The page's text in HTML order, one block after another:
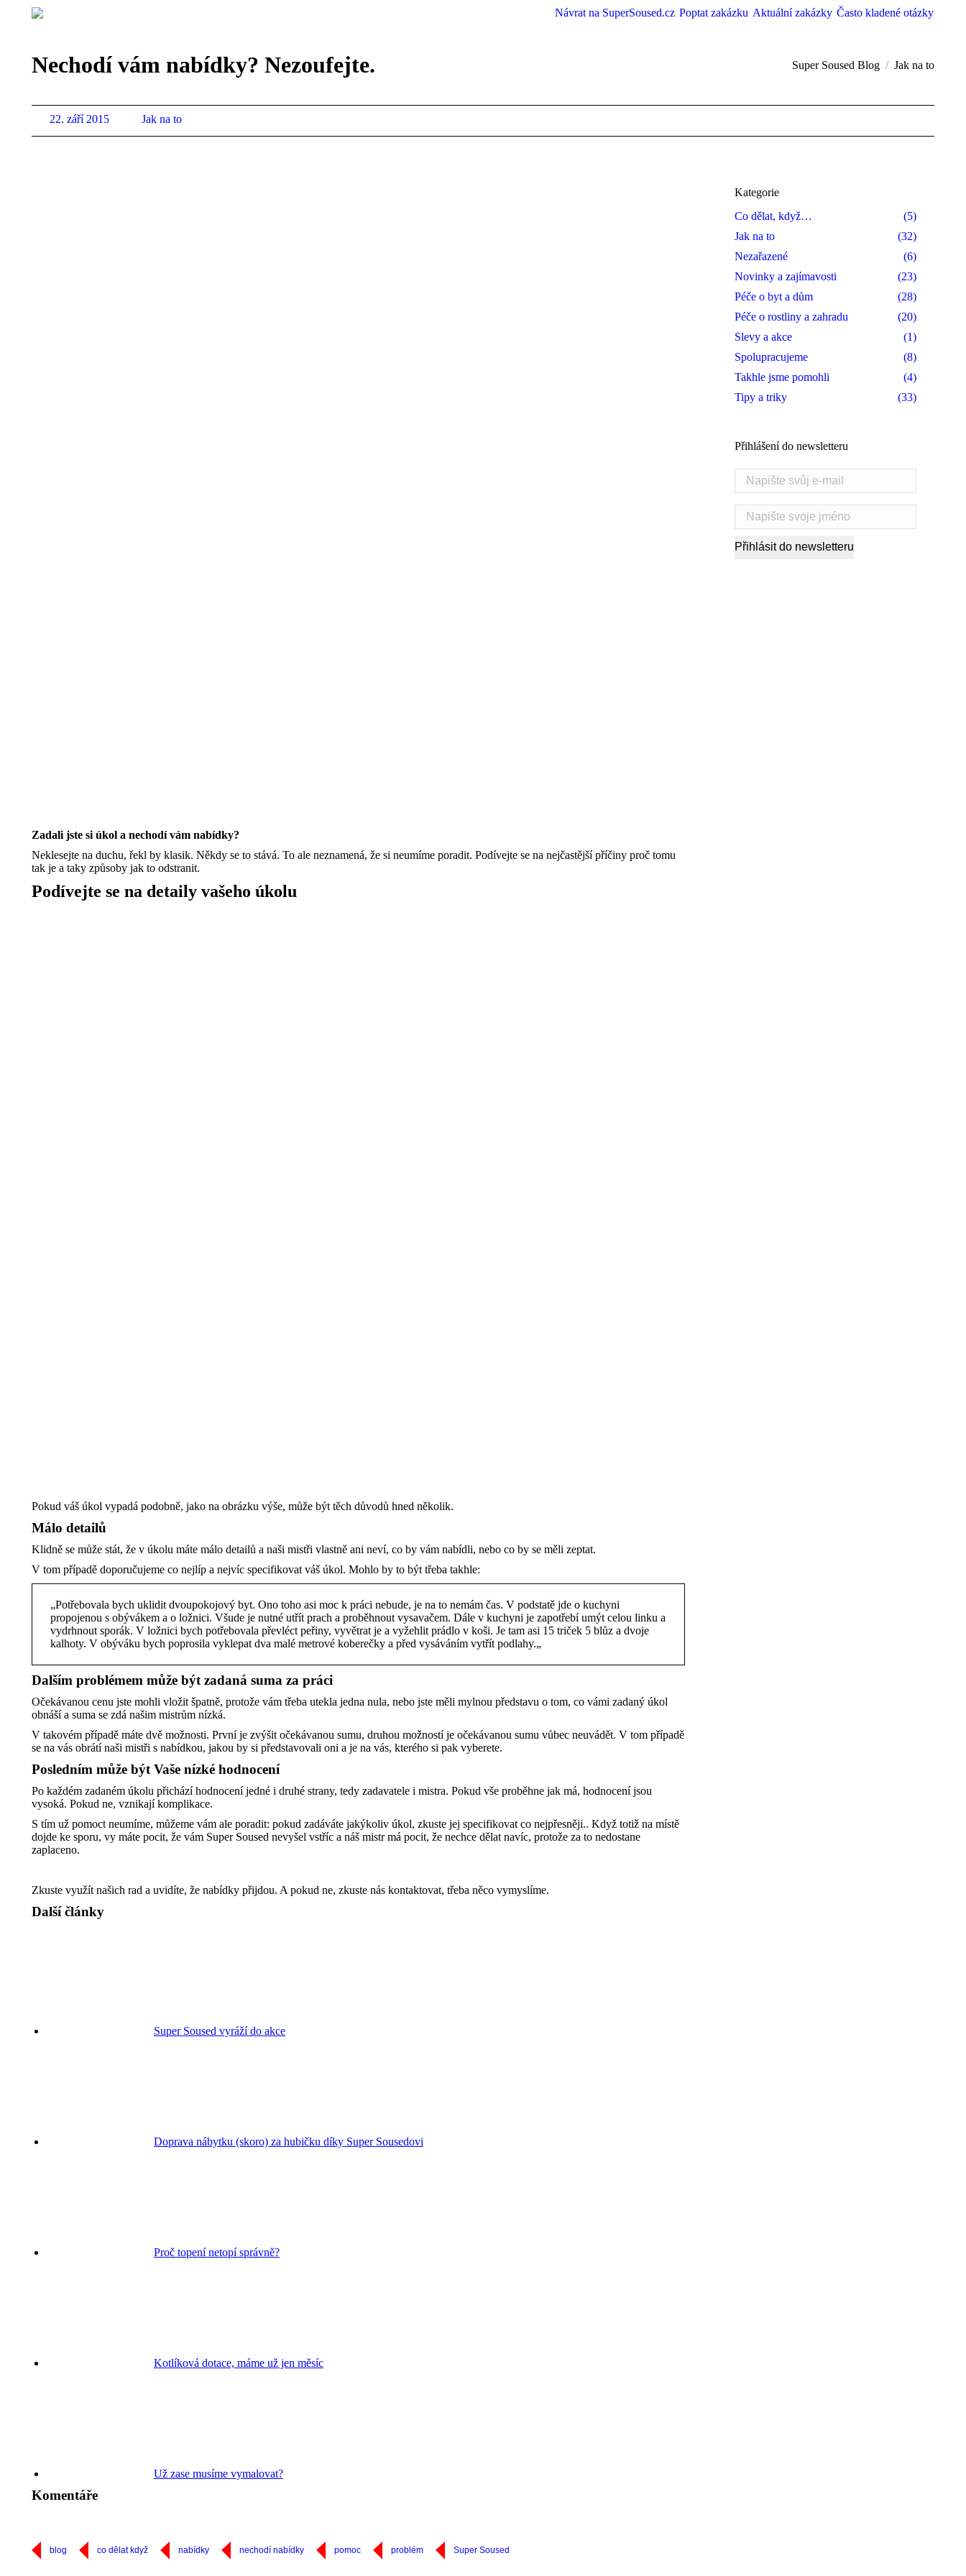
Návrat na SuperSoused.cz Poptat zakázku Aktuální zakázky Často kladené otázky
Nechodí vám nabídky? Nezoufejte. Super Soused Blog Jak na to
22. září 2015 Jak na to
Zadali jste si úkol a nechodí vám nabídky?
Neklesejte na duchu, řekl by klasik. Někdy se to stává. To ale neznamená, že si neumíme poradit. Podívejte se na nejčastější příčiny proč tomu
tak je a taky způsoby jak to odstranit.
Podívejte se na detaily vašeho úkolu
Pokud váš úkol vypadá podobně, jako na obrázku výše, může být těch důvodů hned několik.
Málo detailů
Klidně se může stát, že v úkolu máte málo detailů a naši mistři vlastně ani neví, co by vám nabídli, nebo co by se měli zeptat.
V tom případě doporučujeme co nejlíp a nejvíc specifikovat váš úkol. Mohlo by to být třeba takhle:
„Potřebovala bych uklidit dvoupokojový byt. Ono toho asi moc k práci nebude, je na to nemám čas. V podstatě jde o kuchyni
propojenou s obývákem a o ložnici. Všude je nutné utřít prach a proběhnout vysavačem. Dále v kuchyni je zapotřebí umýt celou linku a
vydrhnout sporák. V ložnici bych potřebovala převléct peřiny, vyvětrat je a vyžehlit prádlo v koši. Je tam asi 15 triček 5 blůz a dvoje
kalhoty. V obýváku bych poprosila vyklepat dva malé metrové koberečky a před vysáváním vytřít podlahy.„
Dalším problémem může být zadaná suma za práci
Očekávanou cenu jste mohli vložit špatně, protože vám třeba utekla jedna nula, nebo jste měli mylnou představu o tom, co vámi zadaný úkol
obnáší a suma se zdá našim mistrům nízká.
V takovém případě máte dvě možnosti. První je zvýšit očekávanou sumu, druhou možností je očekávanou sumu vůbec neuvádět. V tom případě
se na vás obrátí naši mistři s nabídkou, jakou by si představovali oni a je na vás, kterého si pak vyberete.
Posledním může být Vaše nízké hodnocení
Po každém zadaném úkolu přichází hodnocení jedné i druhé strany, tedy zadavatele i mistra. Pokud vše proběhne jak má, hodnocení jsou
vysoká. Pokud ne, vznikají komplikace.
S tím už pomoct neumíme, můžeme vám ale poradit: pokud zadáváte jakýkoliv úkol, zkuste jej specifikovat co nejpřesněji.. Když totiž na místě
dojde ke sporu, vy máte pocit, že vám Super Soused nevyšel vstříc a náš mistr má pocit, že nechce dělat navíc, protože za to nedostane
zaplaceno.
Zkuste využít našich rad a uvidíte, že nabídky přijdou. A pokud ne, zkuste nás kontaktovat, třeba něco vymyslíme.
Další články
Super Soused vyráží do akce
Doprava nábytku (skoro) za hubičku díky Super Sousedovi
Proč topení netopí správně?
Kotlíková dotace, máme už jen měsíc
Už zase musíme vymalovat?
Komentáře
blog co dělat když nabídky nechodí nabídky pomoc problém Super Soused
Kategorie
Co dělat, když…
(5)
Jak na to
(32)
Nezařazené
(6)
Novinky a zajímavosti
(23)
Péče o byt a dům
(28)
Péče o rostliny a zahradu
(20)
Slevy a akce
(1)
Spolupracujeme
(8)
Takhle jsme pomohli
(4)
Tipy a triky
(33)
Přihlášení do newsletteru